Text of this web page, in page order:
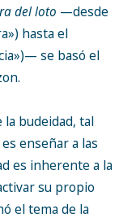
del loto —desde
hasta el
se basó el
budeidad, tal
es enseñar a las
es inherente a la
su propio
el tema de la